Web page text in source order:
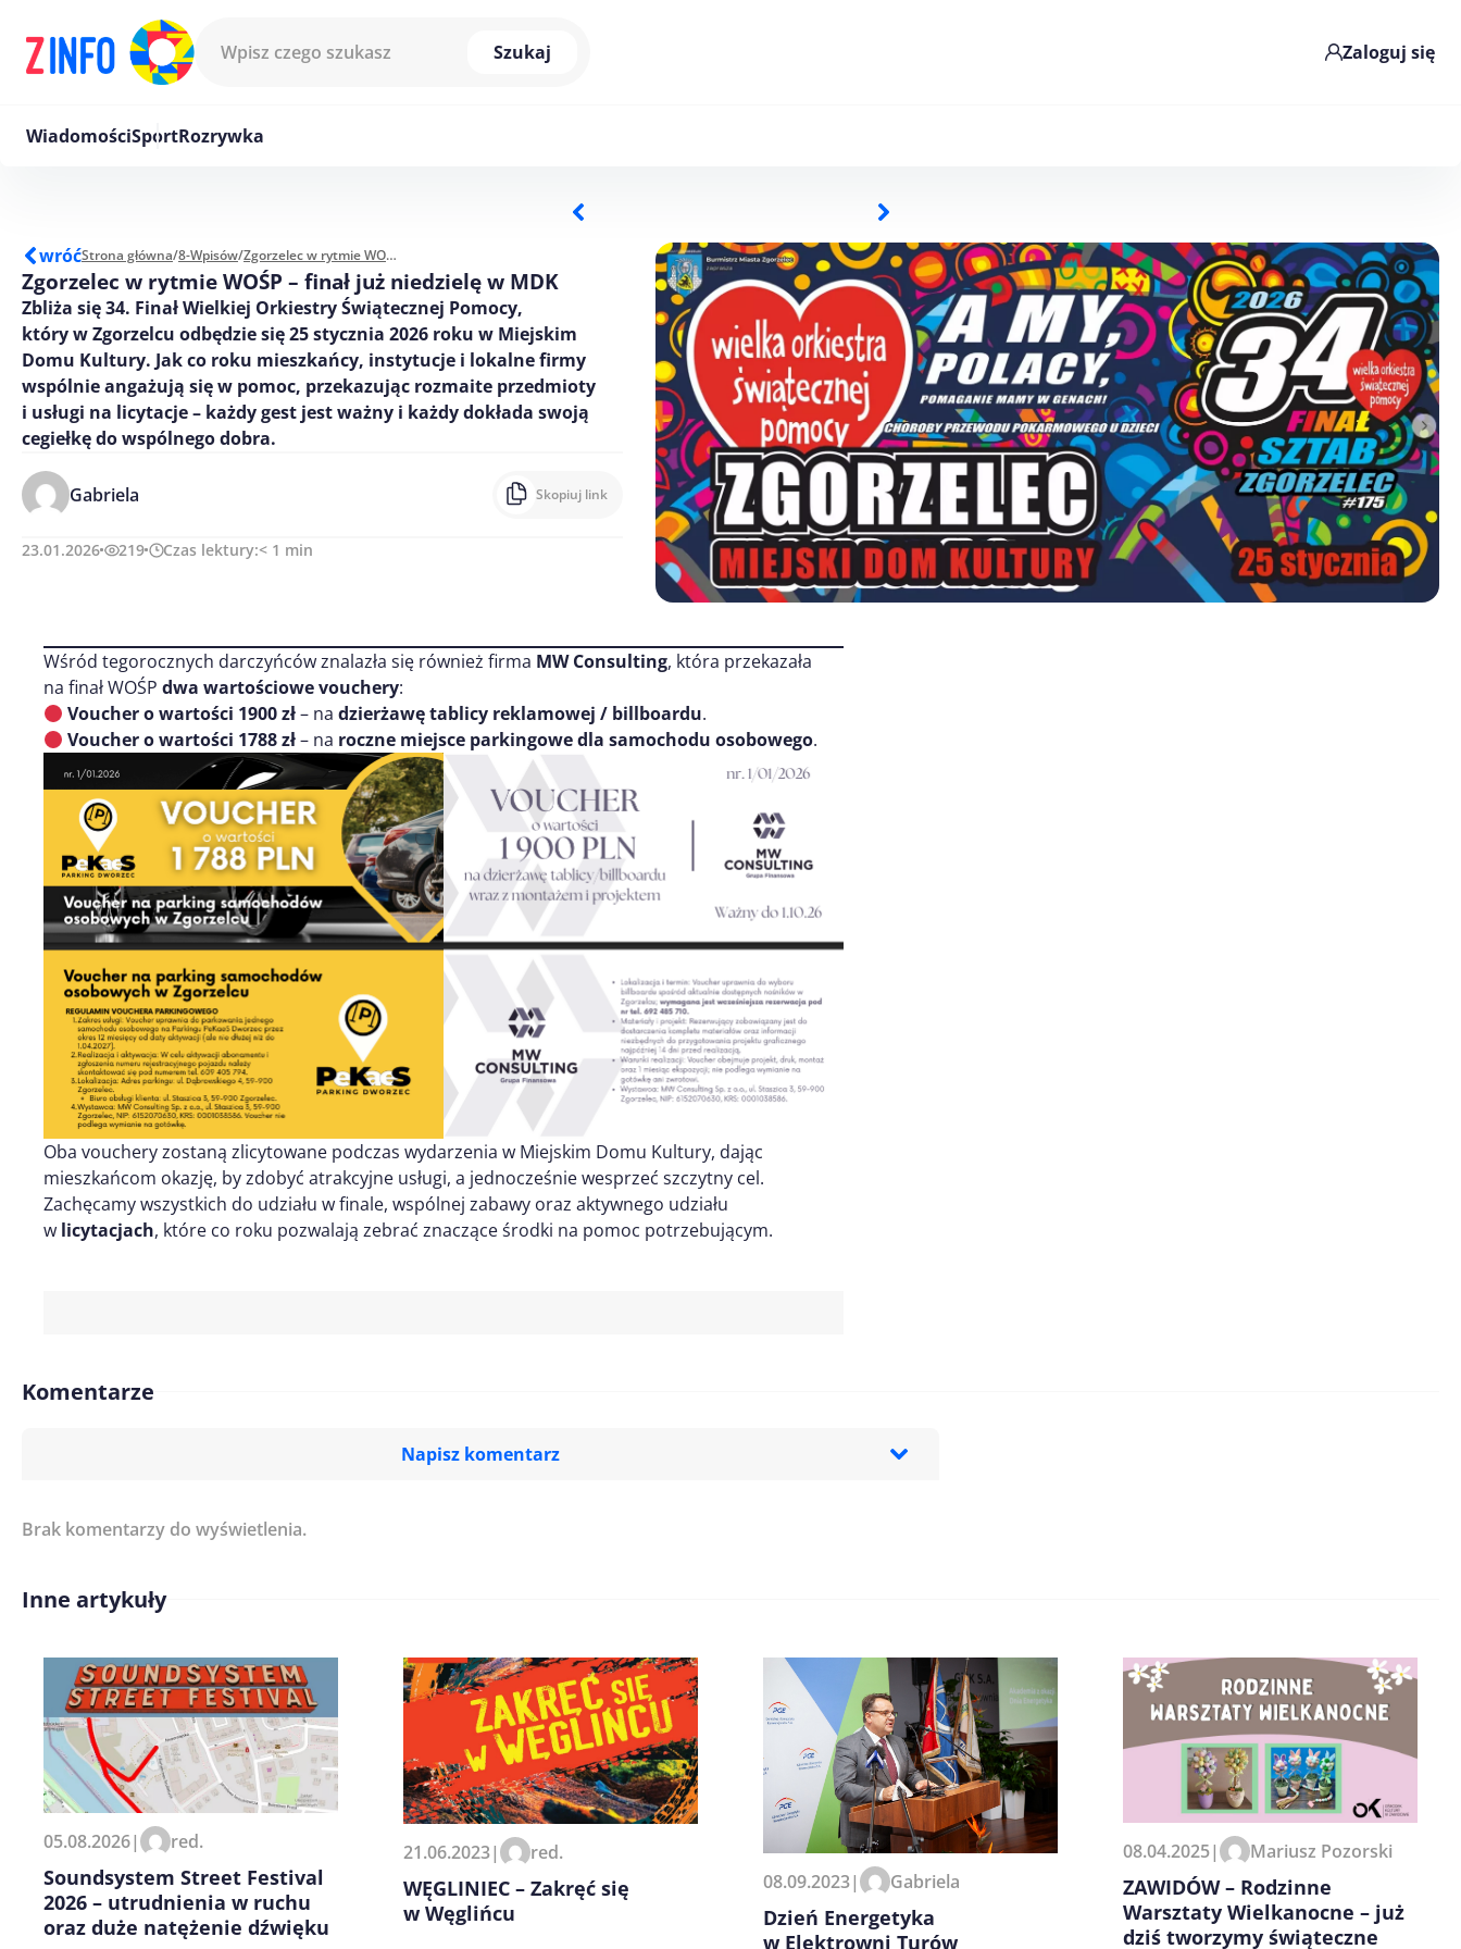
Szukaj
Zaloguj się
WiadomościSportRozrywka
wróćStrona główna/8-Wpisów/ Zgorzelec w rytmie WOŚP – finał już niedzielę w MDK
Zgorzelec w rytmie WOŚP – finał już niedzielę w MDK
Zbliża się 34. Finał Wielkiej Orkiestry Świątecznej Pomocy,
który w Zgorzelcu odbędzie się 25 stycznia 2026 roku w Miejskim
Domu Kultury. Jak co roku mieszkańcy, instytucje i lokalne firmy
wspólnie angażują się w pomoc, przekazując rozmaite przedmioty
i usługi na licytacje – każdy gest jest ważny i każdy dokłada swoją
cegiełkę do wspólnego dobra.
Gabriela Skopiuj link
23.01.2026 219 Czas lektury:< 1 min
Wśród tegorocznych darczyńców znalazła się również firma MW Consulting, która przekazała
na finał WOŚP dwa wartościowe vouchery:
Voucher o wartości 1900 zł– nadzierżawę tablicy reklamowej / billboardu.
Voucher o wartości 1788 zł– na roczne miejsce parkingowe dla samochodu osobowego.
Oba vouchery zostaną zlicytowane podczas wydarzenia w Miejskim Domu Kultury, dając
mieszkańcom okazję, by zdobyć atrakcyjne usługi, a jednocześnie wesprzeć szczytny cel.
Zachęcamy wszystkich do udziału w finale, wspólnej zabawy oraz aktywnego udziału
w licytacjach, które co roku pozwalają zebrać znaczące środki na pomoc potrzebującym.
Komentarze
Napisz komentarz
Imię/ Nick*
Zapamiętaj moje dane w tej przeglądarce podczas pisania
kolejnych komentarzy.
Brak komentarzy do wyświetlenia.
Inne artykuły
05.08.2026| red.
Soundsystem Street Festival
2026 – utrudnienia w ruchu
oraz duże natężenie dźwięku
21.06.2023| red.
WĘGLINIEC – Zakręć się
w Węglińcu
08.09.2023| Gabriela
Dzień Energetyka
w Elektrowni Turów
08.04.2025| Mariusz Pozorski
ZAWIDÓW – Rodzinne
Warsztaty Wielkanocne – już
dziś tworzymy świąteczne